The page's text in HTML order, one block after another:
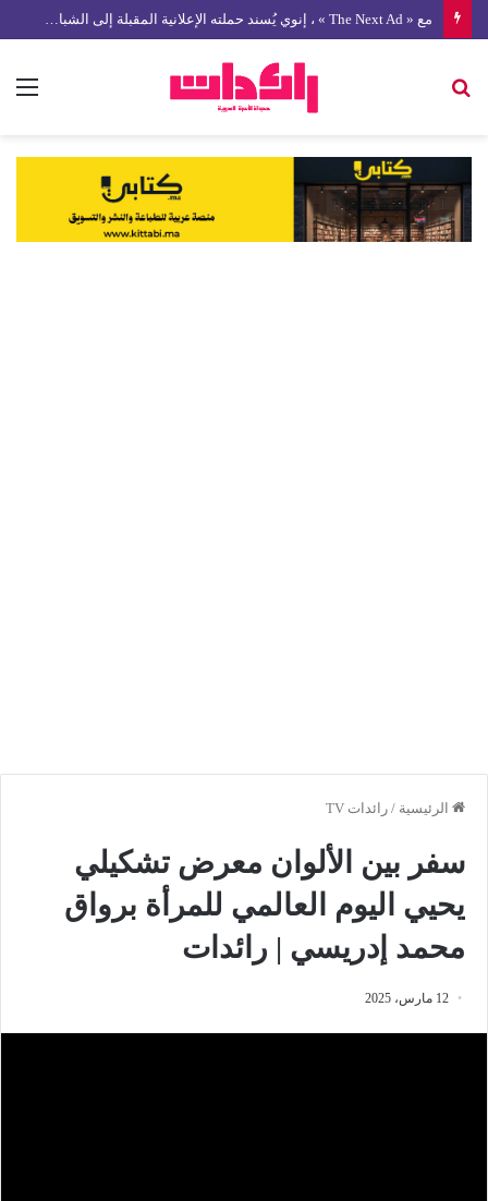
مع « The Next Ad » ، إنوي يُسند حملته الإعلانية المقبلة إلى الشباب المغربي
الرئيسية / رائدات TV
سفر بين الألوان معرض تشكيلي
يحيي اليوم العالمي للمرأة برواق
محمد إدريسي | رائدات
12 مارس، 2025